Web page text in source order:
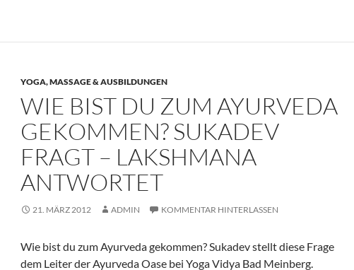
YOGA, MASSAGE & AUSBILDUNGEN
WIE BIST DU ZUM AYURVEDA
GEKOMMEN? SUKADEV
FRAGT – LAKSHMANA
ANTWORTET
21. MÄRZ 2012 ADMIN KOMMENTAR HINTERLASSEN
Wie bist du zum Ayurveda gekommen? Sukadev stellt diese Frage
dem Leiter der Ayurveda Oase bei Yoga Vidya Bad Meinberg.